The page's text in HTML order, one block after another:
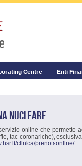
Centre Enti
NUCLEARE
online che permette
tac coronariche),
clinica/prenotaonline/.